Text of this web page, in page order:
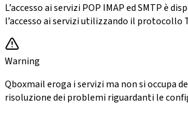
L’accesso ai servizi POP IMAP ed SMTP
l’accesso ai servizi utilizzando il protocollo
Warning
Qboxmail eroga i servizi ma non si occupa
risoluzione dei problemi riguardanti le